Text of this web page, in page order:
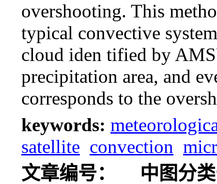
overshooting. This
typical convective
cloud iden tified by
precipitation area, and
corresponds to the
keywords:
satellite convection
文章编号：
中图分